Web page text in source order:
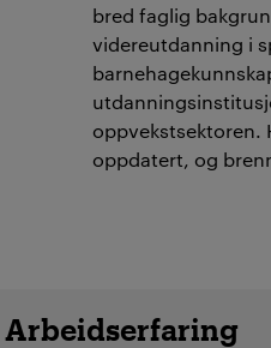
bred faglig
videreutdanning i
oppvekstsektoren.
oppdatert, og
Ansatte detaljer
Arbeidserfaring